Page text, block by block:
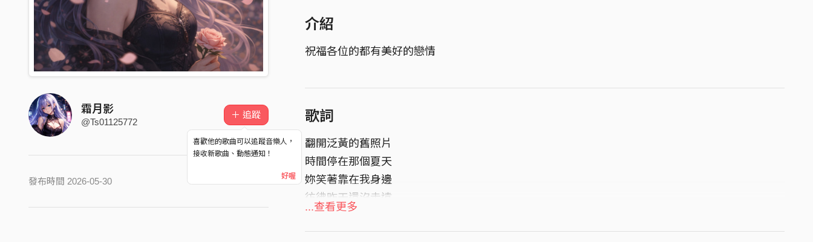
霜月影
@Ts01125772
＋ 追蹤
喜歡他的歌曲可以追蹤音樂人，
接收新歌曲、動態通知！
好喔
發布時間 2026-05-30
介紹
祝福各位的都有美好的戀情
歌詞
翻開泛黃的舊照片
時間停在那個夏天
妳笑著靠在我身邊
彷彿昨天還沒走遠
...查看更多